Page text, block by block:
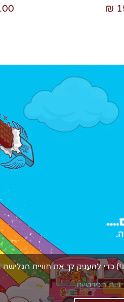
₪
הפרטיות.